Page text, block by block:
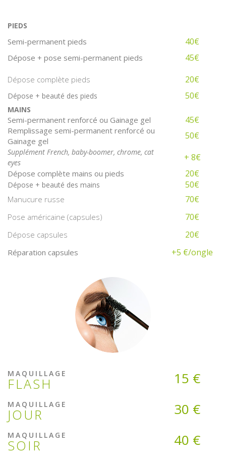
PIEDS
Semi-permanent pieds 40€
Dépose + pose semi-permanent pieds 45€
Dépose complète pieds 20€
Dépose + beauté des pieds 50€
MAINS
Semi-permanent renforcé ou Gainage gel 45€
Remplissage semi-permanent renforcé ou
Gainage gel
50€
Supplément French, baby-boomer, chrome, cat
eyes
+ 8€
Dépose complète mains ou pieds 20€
Dépose + beauté des mains 50€
Manucure russe 70€
Pose américaine (capsules) 70€
Dépose capsules 20€
Réparation capsules +5 €/ongle
MAQUILLAGE
FLASH 15 €
MAQUILLAGE
JOUR 30 €
MAQUILLAGE
SOIR 40 €